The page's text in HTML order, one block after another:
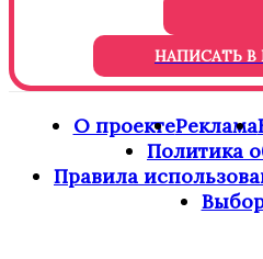
НАПИСАТЬ
О проектеРеклама
Политика
Правила